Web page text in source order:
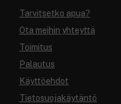
Tarvitsetko apua?
Ota meihin yhteyttä
Toimitus
Palautus
Käyttöehdot
Tietosuojakäytäntö